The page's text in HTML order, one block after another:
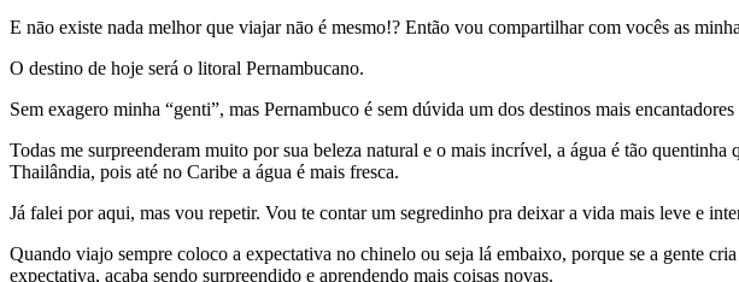
E nāo existe nada melhor que viajar nāo é mesmo!? Então vou compartilhar com vocês as
O destino de hoje será o litoral Pernambucano.
Sem exagero minha “genti”, mas Pernambuco é sem dúvida um dos destinos mais
Todas me surpreenderam muito por sua beleza natural e o mais incrível, a água é tão
Thailândia, pois até no Caribe a água é mais fresca.
Já falei por aqui, mas vou repetir. Vou te contar um segredinho pra deixar a vida mais leve e
Quando viajo sempre coloco a expectativa no chinelo ou seja lá embaixo, porque se a gente
expectativa, acaba sendo surpreendido e aprendendo mais coisas novas.